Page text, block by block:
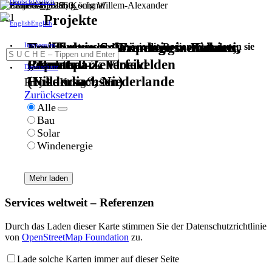
English
Impressum
Datenschutz
Projekte
… so unterschiedlich wie die Regionen, in denen sie
entstehen
Projekt-Kategoerien
Zurücksetzen
Alle
Bau
Solar
Windenergie
Freiflächen-Solaranlage in Kalanti,
Finnland
Freiflächen-Solaranlage in Ziebice,
Polen
Freiflächen-Solaranlage in Zamosc,
Polen
Freiflächen-Solaranlage
„Zonnepark Vloeivelden
Hollandia“, Niederlande
Erstellung von Expertisen und
Reports …
Neubau eines Gründungszentrums,
Clausthal-Zellerfeld
(Niedersachsen)
Mehr laden
Services weltweit – Referenzen
Durch das Laden dieser Karte stimmen Sie der Datenschutzrichtlinie
von OpenStreetMap Foundation zu.
Lade solche Karten immer auf dieser Seite